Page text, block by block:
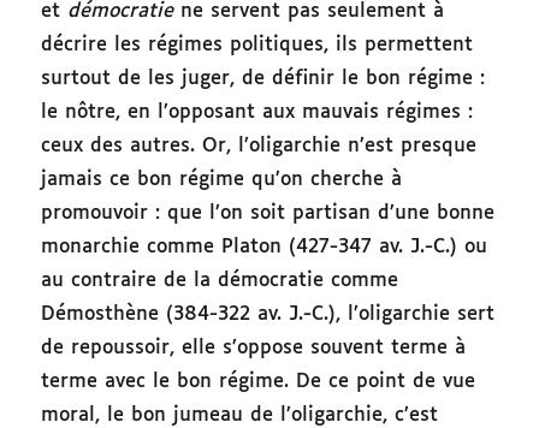
et démocratiene servent pas seulement à
décrire les régimes politiques, ils permettent
surtout de les juger, de définir le bon régime :
le nôtre, en l’opposant aux mauvais régimes :
ceux des autres. Or, l’oligarchie n’est presque
jamais ce bon régime qu’on cherche à
promouvoir : que l’on soit partisan d’une bonne
monarchie comme Platon (427-347 av. J.-C.) ou
au contraire de la démocratie comme
Démosthène (384-322 av. J.-C.), l’oligarchie sert
de repoussoir, elle s’oppose souvent terme à
terme avec le bon régime. De ce point de vue
moral, le bon jumeau de l’oligarchie, c’est